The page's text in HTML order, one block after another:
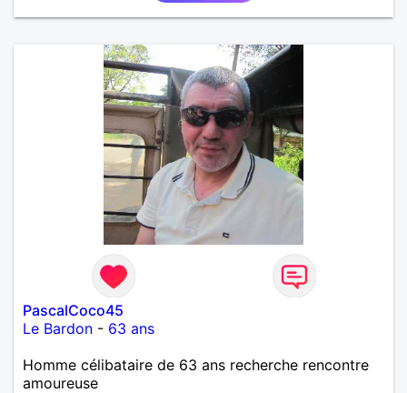
PascalCoco45
Le Bardon - 63 ans
Homme célibataire de 63 ans recherche rencontre
amoureuse